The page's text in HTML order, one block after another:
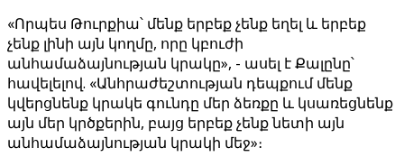
«Որպես Թուրքիա՝ մենք երբեք չենք եղել և երբեք
չենք լինի այն կողմը, որը կբուժի
անհամաձայնության կրակը», - ասել է Քալընը՝
հավելելով. «Անհրաժեշտության դեպքում մենք
կվերցնենք կրակե գունդը մեր ձեռքը և կսառեցնենք
այն մեր կրծքերին, բայց երբեք չենք նետի այն
անհամաձայնության կրակի մեջ»։